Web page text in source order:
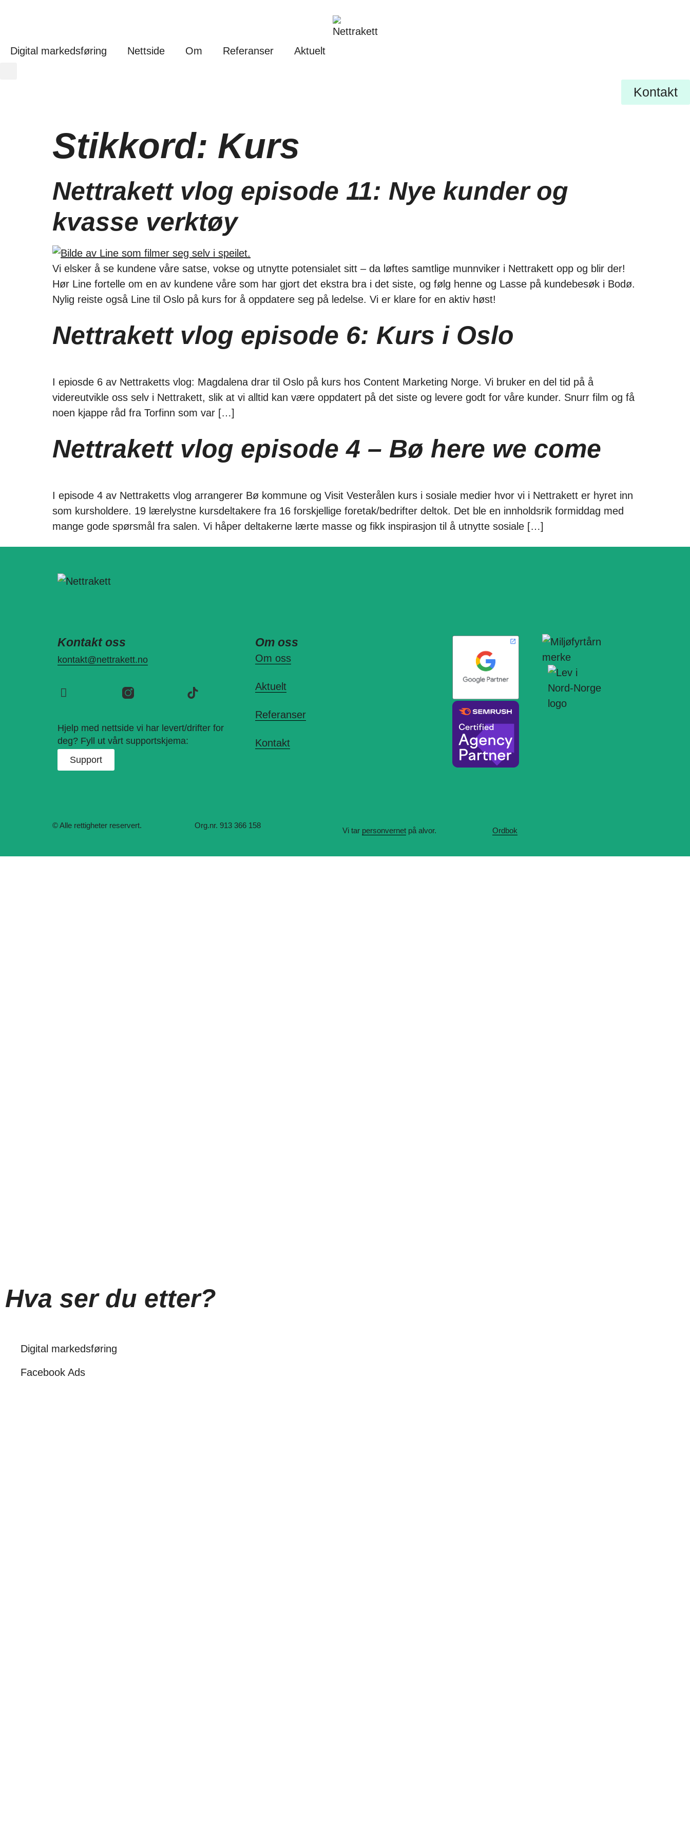
Digital markedsføring Nettside Om Referanser Aktuelt
Kontakt
Stikkord: Kurs
Nettrakett vlog episode 11: Nye kunder og
kvasse verktøy
Vi elsker å se kundene våre satse, vokse og utnytte potensialet sitt – da løftes samtlige munnviker i Nettrakett opp og blir der!
Hør Line fortelle om en av kundene våre som har gjort det ekstra bra i det siste, og følg henne og Lasse på kundebesøk i Bodø.
Nylig reiste også Line til Oslo på kurs for å oppdatere seg på ledelse. Vi er klare for en aktiv høst!
Nettrakett vlog episode 6: Kurs i Oslo
I epiosde 6 av Nettraketts vlog: Magdalena drar til Oslo på kurs hos Content Marketing Norge. Vi bruker en del tid på å
videreutvikle oss selv i Nettrakett, slik at vi alltid kan være oppdatert på det siste og levere godt for våre kunder. Snurr film og få
noen kjappe råd fra Torfinn som var […]
Nettrakett vlog episode 4 – Bø here we come
I episode 4 av Nettraketts vlog arrangerer Bø kommune og Visit Vesterålen kurs i sosiale medier hvor vi i Nettrakett er hyret inn
som kursholdere. 19 lærelystne kursdeltakere fra 16 forskjellige foretak/bedrifter deltok. Det ble en innholdsrik formiddag med
mange gode spørsmål fra salen. Vi håper deltakerne lærte masse og fikk inspirasjon til å utnytte sosiale […]
Kontakt oss
kontakt@nettrakett.no
Hjelp med nettside vi har levert/drifter for
deg? Fyll ut vårt supportskjema:
Support
Om oss
Om oss
Aktuelt
Referanser
Kontakt
© Alle rettigheter reservert. Org.nr. 913 366 158
Vi tar personvernetpå alvor. Ordbok
Hva ser du etter?
Digital markedsføring
Facebook Ads